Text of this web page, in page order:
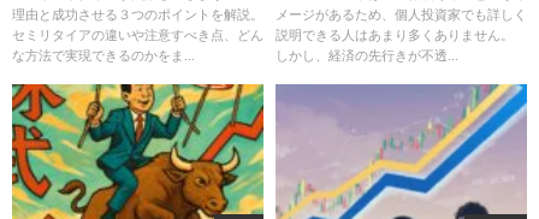
理由と成功させる３つのポイントを解説。
セミリタイアの違いや注意すべき点、どん
な方法で実現できるのかをま...
メージがあるため、個人投資家でも詳しく
説明できる人はあまり多くありません。
しかし、経済の先行きが不透...